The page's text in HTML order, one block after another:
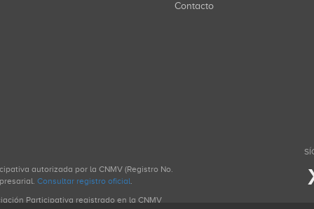
Contacto
autorizada por la CNMV (Registro No.
Consultar registro oficial.
Participativa registrado en la CNMV